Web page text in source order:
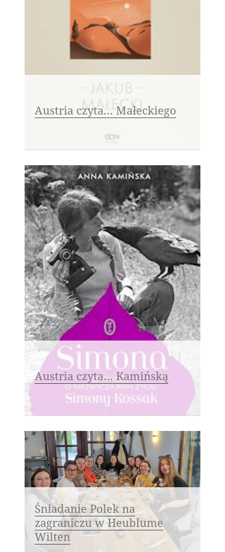
Austria czyta… Małeckiego
Austria czyta… Kamińską
Śniadanie Polek na
zagraniczu w Heublume
Wilten